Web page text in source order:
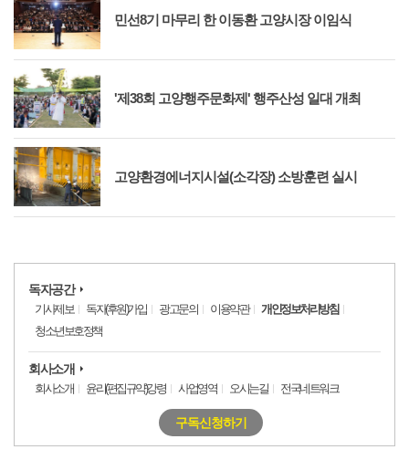
민선8기 마무리 한 이동환 고양시장 이임식
'제38회 고양행주문화제' 행주산성 일대 개최
고양환경에너지시설(소각장) 소방훈련 실시
독자공간
기사제보 독자(후원)가입 광고문의 이용약관
개인정보처리방침
청소년보호정책
회사소개
회사소개 윤리(편집규약)강령 사업영역 오시는길 전국네트워크
구독신청하기